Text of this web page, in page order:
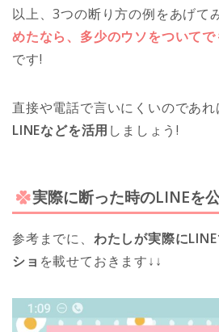
以上、3つの断り方の例をあげて
めたなら、多少のウソをついて
です!
直接や電話で言いにくいのであれ
LINEなどを活用 しましょう!
実際に断った時のLINEを
参考までに、 わたしが実際に
ショ を載せておきます↓↓